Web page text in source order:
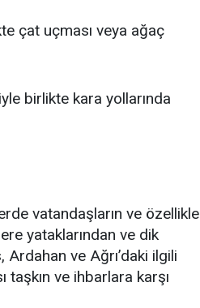
çat uçması veya ağaç
birlikte kara yollarında
vatandaşların ve özellikle
yataklarından ve dik
ve Ağrı’daki ilgili
taşkın ve ihbarlara karşı